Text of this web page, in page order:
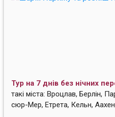
Тур на 7 днів без нічних
такі міста: Вроцлав, Берлін,
сюр-Мер, Етрета, Кельн,